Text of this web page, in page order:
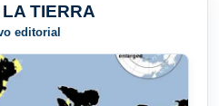
TIERRA
editorial